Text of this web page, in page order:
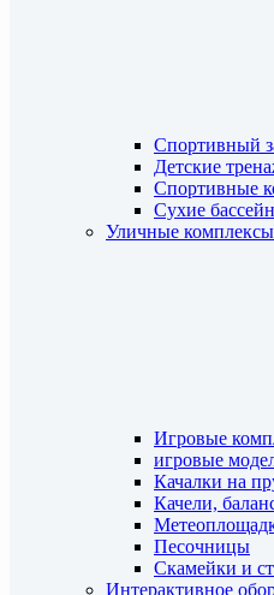
Спортивный
Детские
Спортивные
Сухие
Уличные комплексы
Игровые
игровые
Качалки на
Качели,
Песочницы
Скамейки и
Интерактивное